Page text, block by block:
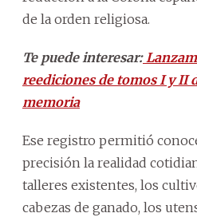
de la orden religiosa.
Te puede interesar:
reediciones de tomos I y II
memoria
Ese registro permitió
precisión la realidad
talleres existentes, los
cabezas de ganado, los